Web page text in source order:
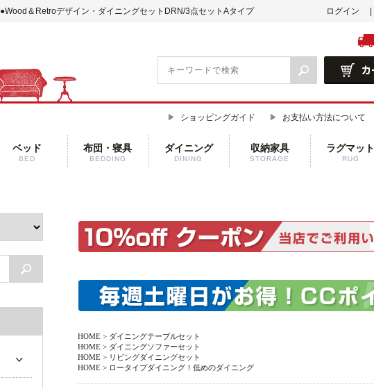
●Wood＆Retroデザイン・ダイニングセットDRN/3点セットAタイプ ログイン
ショッピングガイド お支払い方法について
ベッド
BED
布団・寝具
BEDDING
ダイニング
DINING
収納家具
STORAGE
ラグマット
RUG
HOME > ダイニングテーブルセット
HOME > ダイニングソファーセット
HOME > リビングダイニングセット
HOME > ロータイプダイニング！低めのダイニング